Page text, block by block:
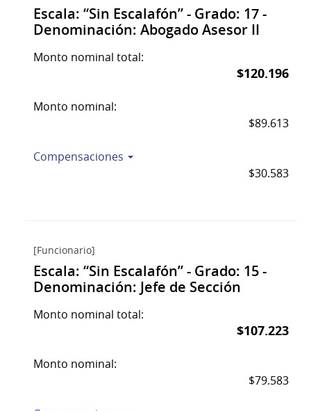
Escala: “Sin Escalafón” - Grado: 17 -
Denominación: Abogado Asesor II
Monto nominal total:
$120.196
Monto nominal:
$89.613
Compensaciones
$30.583
[Funcionario]
Escala: “Sin Escalafón” - Grado: 15 -
Denominación: Jefe de Sección
Monto nominal total:
$107.223
Monto nominal:
$79.583